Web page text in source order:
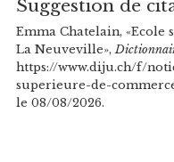
Suggestion de
Emma Chatelain, «Ecole
La Neuveville»,
https://www.diju.ch/f/
superieure-de-
le 08/08/2026.